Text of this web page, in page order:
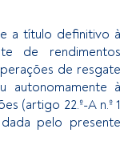
título definitivo à
de rendimentos
de resgate
autonomamente à
(artigo 22.º-A n.º 1
pelo presente